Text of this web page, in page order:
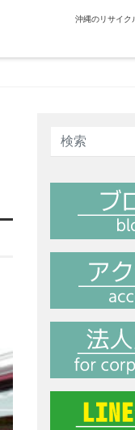
沖縄のリサイク